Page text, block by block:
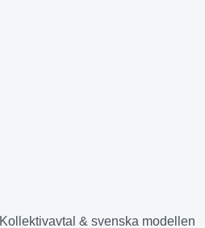
Kollektivavtal & svenska modellen